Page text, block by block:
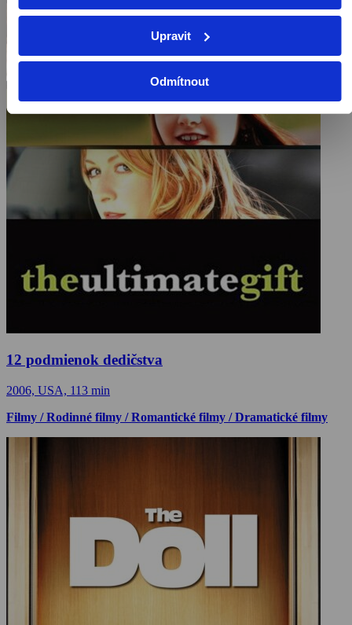
Upravit
Odmítnout
12 podmienok dedičstva
2006, USA, 113 min
Filmy / Rodinné filmy / Romantické filmy / Dramatické filmy